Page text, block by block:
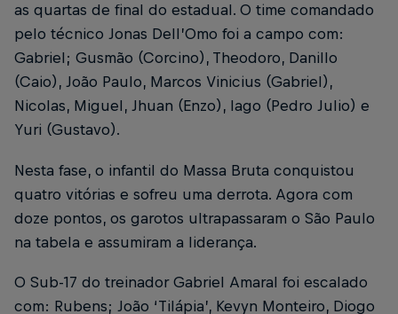
as quartas de final do estadual. O time comandado
pelo técnico Jonas Dell’Omo foi a campo com:
Gabriel; Gusmão (Corcino), Theodoro, Danillo
(Caio), João Paulo, Marcos Vinicius (Gabriel),
Nicolas, Miguel, Jhuan (Enzo), Iago (Pedro Julio) e
Yuri (Gustavo).
Nesta fase, o infantil do Massa Bruta conquistou
quatro vitórias e sofreu uma derrota. Agora com
doze pontos, os garotos ultrapassaram o São Paulo
na tabela e assumiram a liderança.
O Sub-17 do treinador Gabriel Amaral foi escalado
com: Rubens; João ‘Tilápia’, Kevyn Monteiro, Diogo